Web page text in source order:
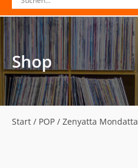
Shop
Start / POP / Zenyatta Mondatta